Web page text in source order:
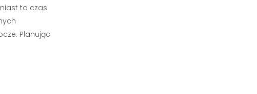
to czas
Planując